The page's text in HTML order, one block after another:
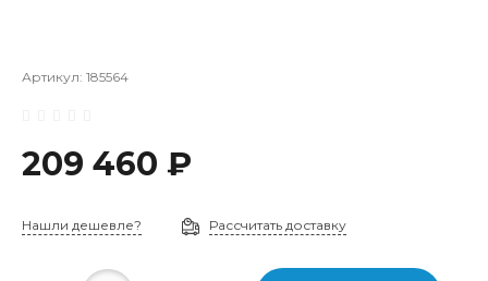
Артикул: 185564
209 460 ₽
Нашли дешевле? Рассчитать доставку